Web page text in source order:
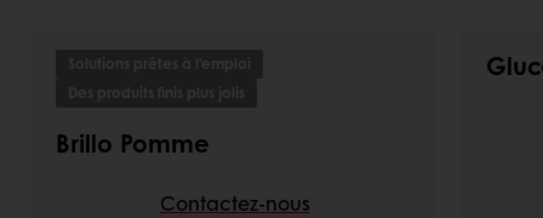
Solutions prêtes à l'emploi
Des produits finis plus jolis
Brillo Pomme
Contactez-nous